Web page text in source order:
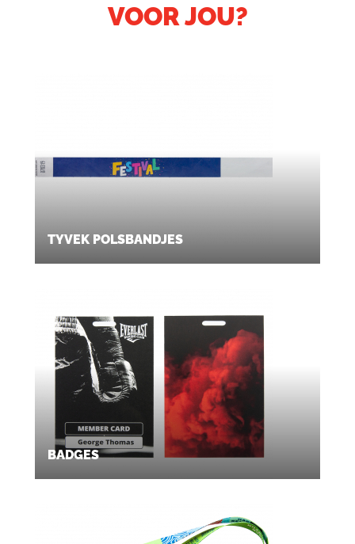
VOOR JOU?
TYVEK POLSBANDJES
BADGES